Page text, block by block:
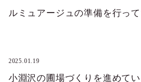
ルミュアージュの準備を行っ
2025.01.19
小淵沢の圃場づくりを進めてい